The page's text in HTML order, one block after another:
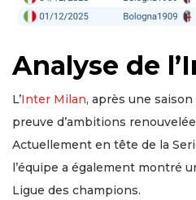
Analyse de
L’Inter Milan, après une
preuve d’ambitions
Actuellement en tête de la
l’équipe a également montré
Ligue des champions.